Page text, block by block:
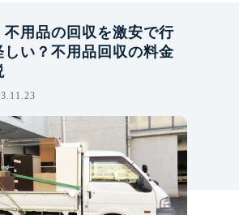
不用品の回収を激安で行
しい？不用品回収の料金